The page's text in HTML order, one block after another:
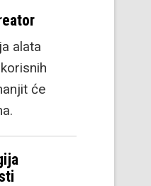
alata
će